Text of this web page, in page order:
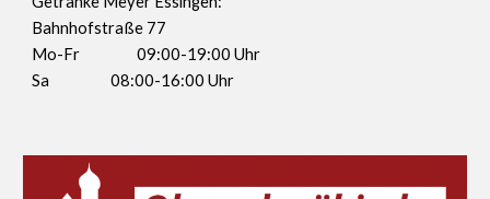
Bahnhofstraße 77
Mo-Fr
09:00-19:00 Uhr
Sa
08:00-16:00 Uhr